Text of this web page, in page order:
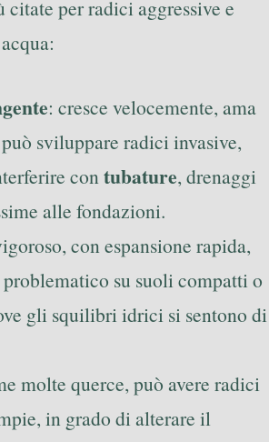
citate per radici aggressive e
: cresce velocemente, ama
sviluppare radici invasive,
con tubature, drenaggi
alle fondazioni.
con espansione rapida,
su suoli compatti o
gli squilibri idrici si sentono di
molte querce, può avere radici
in grado di alterare il